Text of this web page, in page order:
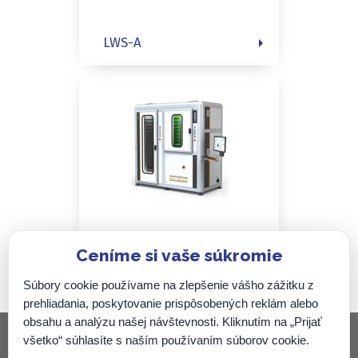
LWS-A
WH64-P
Ceníme si vaše súkromie
Súbory cookie používame na zlepšenie vášho zážitku z
prehliadania, poskytovanie prispôsobených reklám alebo
obsahu a analýzu našej návštevnosti. Kliknutím na „Prijať
všetko“ súhlasíte s naším používaním súborov cookie.